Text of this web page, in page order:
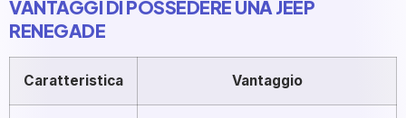
VANTAGGI DI POSSEDERE UNA JEEP
RENEGADE
Caratteristica Vantaggio